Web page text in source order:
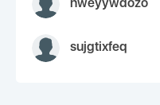
sujgtixfeq